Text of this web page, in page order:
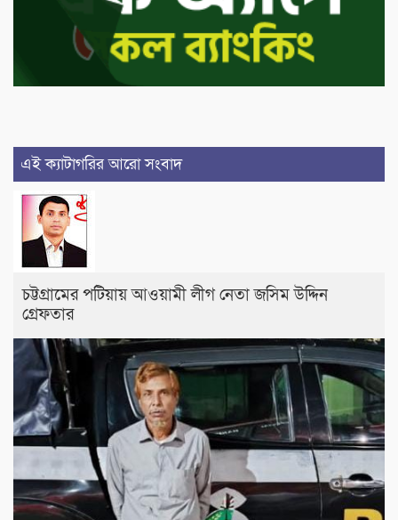
এই ক্যাটাগরির আরো সংবাদ
চট্টগ্রামের পটিয়ায় আওয়ামী লীগ নেতা জসিম উদ্দিন
গ্রেফতার